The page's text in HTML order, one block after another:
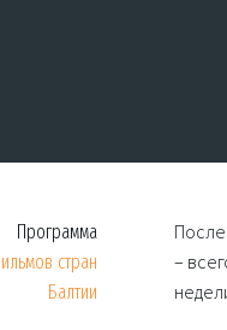
Программа
стран
Балтии
–